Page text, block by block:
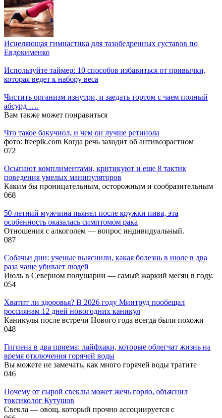
Исцеляющая гимнастика для тазобедренных суставов по
Евдокименко
Используйте таймер: 10 способов избавиться от привычки,
которая ведет к набору веса
Чистить организм изнутри, и заедать тортом с чаем полный
абсурд ….
Вам также может понравиться
Что такое бакучиол, и чем он лучше ретинола
фото: freepik.com Когда речь заходит об антивозрастном
072
Осыпают комплиментами, критикуют и еще 8 тактик
поведения умелых манипуляторов
Каким бы проницательным, осторожным и сообразительным
068
50-летний мужчина пьянел после кружки пива, эта
особенность оказалась симптомом рака
Отношения с алкоголем — вопрос индивидуальный.
087
Собачьи дни: ученые выяснили, какая болезнь в июле в два
раза чаще убивает людей
Июль в Северном полушарии — самый жаркий месяц в году.
054
Хватит ли здоровья? В 2026 году Минтруд пообещал
россиянам 12 дней новогодних каникул
Каникулы после встречи Нового года всегда были похожи
048
Гигиена в два приема: лайфхаки, которые облегчат жизнь на
время отключения горячей воды
Вы можете не замечать, как много горячей воды тратите
046
Почему от сырой свеклы может жечь горло, объяснил
токсиколог Кутушов
Свекла — овощ, который прочно ассоциируется с